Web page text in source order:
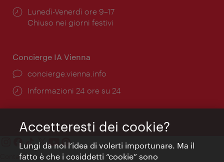
Orari
di
Lunedì-Venerdì ore 9–17
Chiuso nei giorni festivi
Concierge IA Vienna
Ort:
concierge.vienna.info
Öffnungszeiten:
Informazioni 24 ore su 24
Contatti
Accetteresti dei cookie?
Lungi da noi l’idea di volerti importunare. Ma il
fatto è che i cosiddetti “cookie” sono